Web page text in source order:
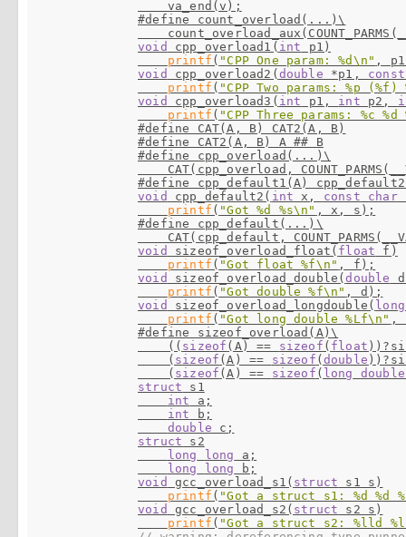
#define count_overload(...)\
void
cpp_overload1( int p1)
printf ( "CPP One param: %d\n"
void
cpp_overload2( double *p1, const
printf ( "CPP Two params: %p (%f)
void
cpp_overload3( int p1, int p2,
printf ( "CPP Three params: %c %d
#define CAT(A, B) CAT2(A, B)
#define CAT2(A, B) A ## B
#define cpp_overload(...)\
#define cpp_default1(A)
void
cpp_default2( int x, const char
printf ( "Got %d %s\n"
#define cpp_default(...)\
void
sizeof_overload_float( float f)
printf ( "Got float %f\n"
void
sizeof_overload_double(double
printf ( "Got double %f\n"
void
sizeof_overload_longdouble( long
printf ( "Got long double %Lf\n"
#define sizeof_overload(A)\
(( sizeof (A) == sizeof ( float
    (
sizeof (A) == sizeof ( double
    (
sizeof (A) == sizeof ( long double
struct s1
int a;
int b;
double
struct s2
long
long
a;
long
long
void
gcc_overload_s1( struct s1 s)
printf ( "Got a struct s1: %d %d
void
gcc_overload_s2( struct s2 s)
printf ( "Got a struct s2: %lld